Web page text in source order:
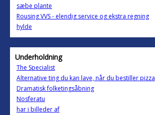
sæbe plante
Rousing VVS - elendig service og ekstra regning
hylde
Underholdning
The Specialist
Alternative ting du kan lave, når du bestiller pizza
Dramatisk folketingsåbning
Nosferatu
har i billeder af